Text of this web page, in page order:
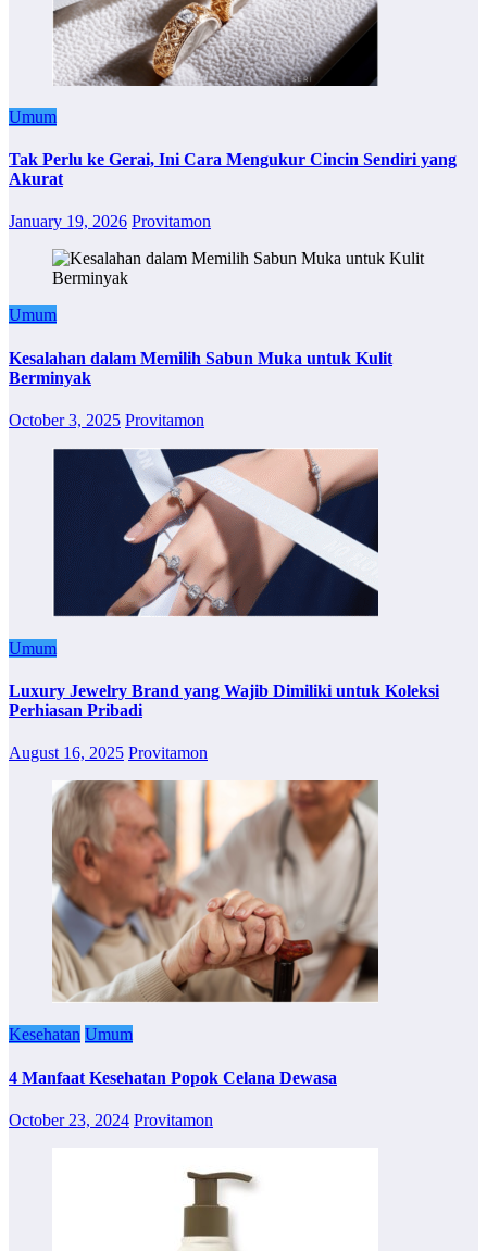
Umum
Tak Perlu ke Gerai, Ini Cara Mengukur Cincin Sendiri yang
Akurat
January 19, 2026 Provitamon
Umum
Kesalahan dalam Memilih Sabun Muka untuk Kulit
Berminyak
October 3, 2025 Provitamon
Umum
Luxury Jewelry Brand yang Wajib Dimiliki untuk Koleksi
Perhiasan Pribadi
August 16, 2025 Provitamon
Kesehatan Umum
4 Manfaat Kesehatan Popok Celana Dewasa
October 23, 2024 Provitamon